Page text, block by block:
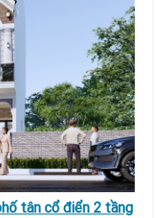
tân cổ điển 2 tầng